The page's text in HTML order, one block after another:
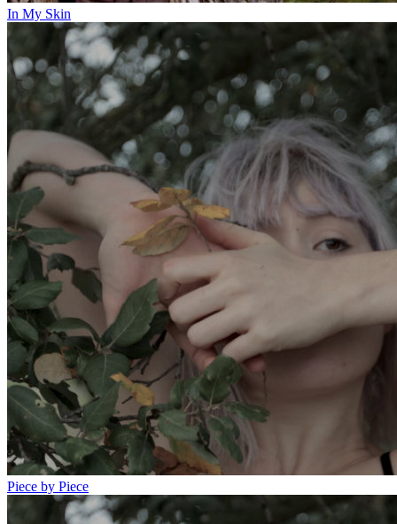
In My Skin
Piece by Piece